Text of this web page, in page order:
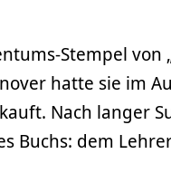
Stempel von
hatte sie im
Nach langer
Buchs: dem